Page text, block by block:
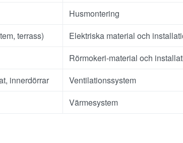
Husmontering
terrass)
Elektriska material och
Rörmokeri-material och
innerdörrar
Ventilationssystem
Värmesystem